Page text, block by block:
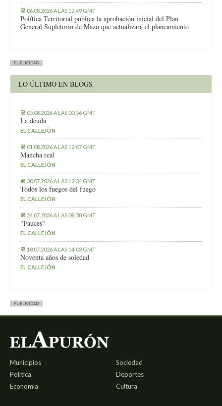
06.08.2026 A LAS 12:49 GMT
Política Territorial publica la aprobación inicial del Plan
General Supletorio de Mazo que actualizará el planeamiento
PUBLICIDAD
LO ÚLTIMO EN BLOGS
05.08.2026 A LAS 00:56 GMT
La deuda
EL CALLEJÓN
01.08.2026 A LAS 12:07 GMT
Mancha real
EL CALLEJÓN
30.07.2026 A LAS 12:34 GMT
Todos los fuegos del fuego
EL CALLEJÓN
24.07.2026 A LAS 08:58 GMT
"Fauces"
EL CALLEJÓN
18.07.2026 A LAS 14:03 GMT
Noventa años de soledad
EL CALLEJÓN
PUBLICIDAD
Municipios
Política
Economía
Sociedad
Deportes
Cultura